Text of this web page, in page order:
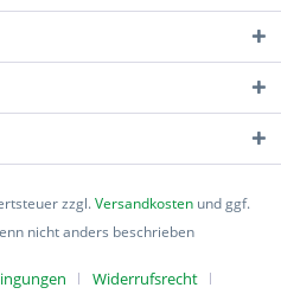
zzgl.Versandkosten und ggf.
nicht anders beschrieben
Widerrufsrecht